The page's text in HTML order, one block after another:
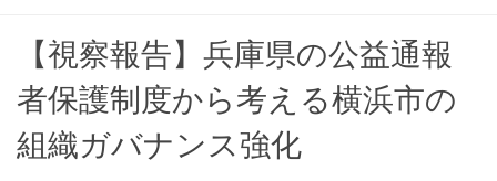
【視察報告】兵庫県の公益通報
者保護制度から考える横浜市の
組織ガバナンス強化